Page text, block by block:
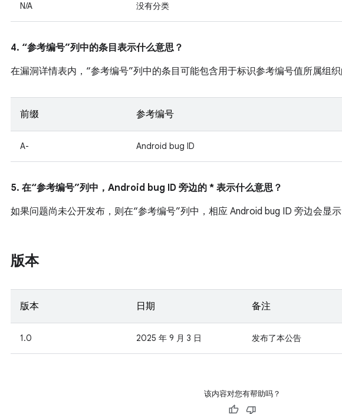
N/A 没有分类
4. “参考编号”列中的条目表示什么意思？
在漏洞详情表内，“参考编号”列中的条目可能包含用于标识参考编号值所属组
前缀 参考编号
A- Android bug ID
5. 在“参考编号”列中，Android bug ID 旁边的 * 表示什么意思？
如果问题尚未公开发布，则在“参考编号”列中，相应 Android bug ID 旁边会显
版本
版本 日期 备注
1.0 2025 年 9 月 3 日 发布了本公告
该内容对您有帮助吗？